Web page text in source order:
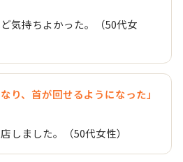
気持ちよかった。（50代女
り、首が回せるようになった」
しました。（50代女性）